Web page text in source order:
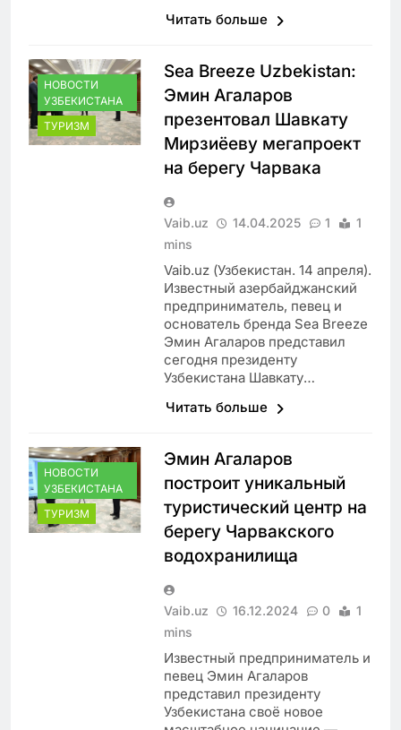
Читать больше
НОВОСТИ
УЗБЕКИСТАНА
ТУРИЗМ
Sea Breeze Uzbekistan:
Эмин Агаларов
презентовал Шавкату
Мирзиёеву мегапроект
на берегу Чарвака
Vaib.uz 14.04.2025 1
1
mins
Vaib.uz (Узбекистан. 14 апреля).
Известный азербайджанский
предприниматель, певец и
основатель бренда Sea Breeze
Эмин Агаларов представил
сегодня президенту
Узбекистана Шавкату…
Читать больше
НОВОСТИ
УЗБЕКИСТАНА
ТУРИЗМ
Эмин Агаларов
построит уникальный
туристический центр на
берегу Чарвакского
водохранилища
Vaib.uz 16.12.2024 0
1
mins
Известный предприниматель и
певец Эмин Агаларов
представил президенту
Узбекистана своё новое